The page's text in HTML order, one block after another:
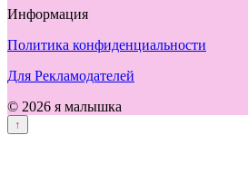
Информация
Политика конфиденциальности
Для Рекламодателей
© 2026 я малышка